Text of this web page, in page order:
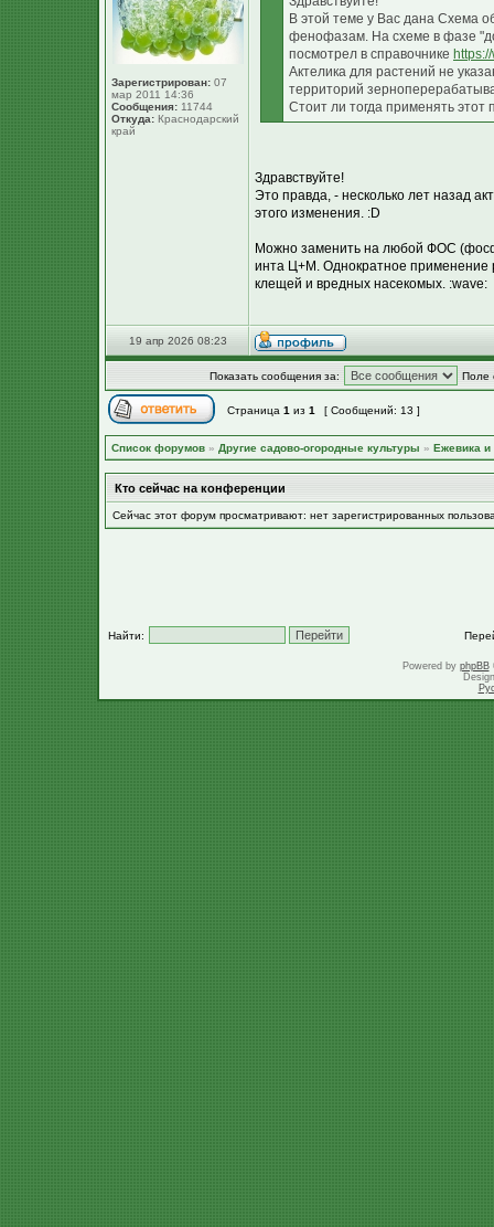
Зарегистрирован: 07
мар 2011 14:36
Сообщения: 11744
Откуда: Краснодарский
край
В этой теме у Вас дана Схема
фенофазам. На схеме в фазе
посмотрел в справочнике
Актелика для растений не
территорий
Стоит ли тогда применять
Здравствуйте!
Это правда, - несколько лет назад
этого изменения. :D
Можно заменить на любой ФОС
инта Ц+М. Однократное применение
клещей и вредных насекомых. :wave:
19 апр 2026 08:23
Показать сообщения за: Поле
Страница 1 из 1 [ Сообщений: 13 ]
Список форумов » Другие садово-огородные культуры » Ежевика и
Кто сейчас на конференции
Сейчас этот форум просматривают: нет зарегистрированных
Найти:
Powered by phpBB